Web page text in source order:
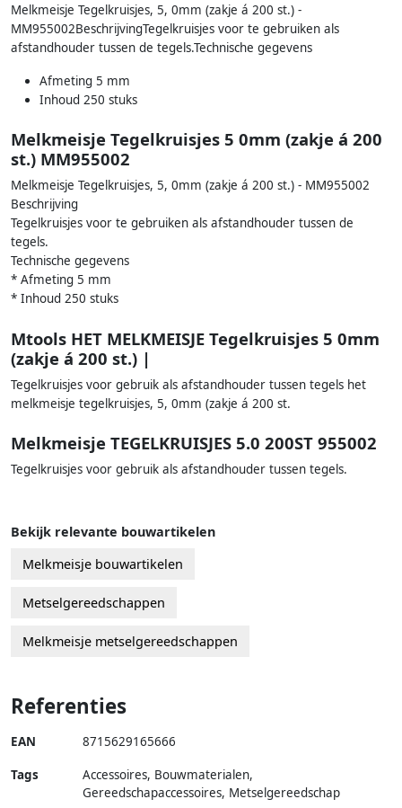
Melkmeisje Tegelkruisjes, 5, 0mm (zakje á 200 st.) -
MM955002BeschrijvingTegelkruisjes voor te gebruiken als
afstandhouder tussen de tegels.Technische gegevens
Afmeting 5 mm
Inhoud 250 stuks
Melkmeisje Tegelkruisjes 5 0mm (zakje á 200
st.) MM955002
Melkmeisje Tegelkruisjes, 5, 0mm (zakje á 200 st.) - MM955002
Beschrijving
Tegelkruisjes voor te gebruiken als afstandhouder tussen de
tegels.
Technische gegevens
* Afmeting 5 mm
* Inhoud 250 stuks
Mtools HET MELKMEISJE Tegelkruisjes 5 0mm
(zakje á 200 st.) |
Tegelkruisjes voor gebruik als afstandhouder tussen tegels het
melkmeisje tegelkruisjes, 5, 0mm (zakje á 200 st.
Melkmeisje TEGELKRUISJES 5.0 200ST 955002
Tegelkruisjes voor gebruik als afstandhouder tussen tegels.
Bekijk relevante bouwartikelen
Melkmeisje bouwartikelen
Metselgereedschappen
Melkmeisje metselgereedschappen
Referenties
EAN 8715629165666
Tags
Accessoires, Bouwmaterialen,
Gereedschapaccessoires, Metselgereedschap